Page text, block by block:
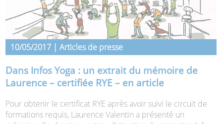
10/05/2017 | Articles de presse
Dans Infos Yoga : un extrait du mémoire de
Laurence – certifiée RYE – en article
Pour obtenir le certificat RYE après avoir suivi le circuit de
formations requis, Laurence Valentin a présenté un